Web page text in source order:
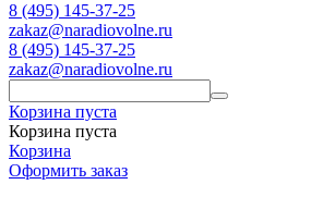
8 (495) 145-37-25
zakaz@naradiovolne.ru
8 (495) 145-37-25
zakaz@naradiovolne.ru
Корзина пуста
Корзина пуста
Корзина
Оформить заказ